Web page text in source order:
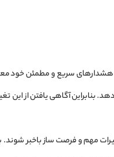
به هشدارهای سریع و مطمئن
آگاهی یافتن از این
مهم و فرصت ‌ساز باخبر شوند.